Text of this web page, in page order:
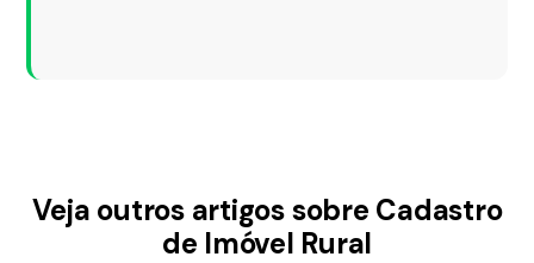
Veja outros artigos sobre Cadastro
de Imóvel Rural